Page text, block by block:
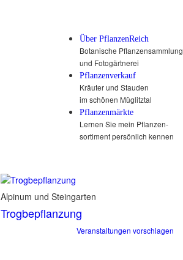
Über PflanzenReich
Botanische Pflanzensammlung
und Fotogärtnerei
Pflanzenverkauf
Kräuter und Stauden
im schönen Müglitztal
Pflanzenmärkte
Lernen Sie mein Pflanzen-
sortiment persönlich kennen
Alpinum und Steingarten
Trogbepflanzung
Veranstaltungen vorschlagen